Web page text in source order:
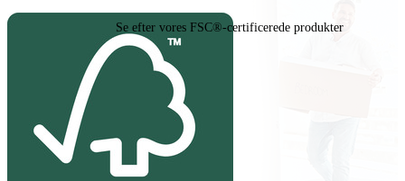
Se efter vores FSC®-certificerede produkter